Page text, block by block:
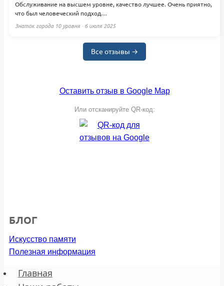
Обслуживание на высшем уровне, качество лучшее. Очень приятно,
что был человеческий подход…
Знаток города 10 уровня · 6 июля 2025
Все отзывы →
Оставить отзыв в Google Map
Или отсканируйте QR-код:
БЛОГ
Искусство памяти
Полезная информация
Главная